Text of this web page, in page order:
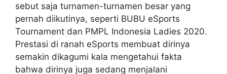
sebut saja turnamen-turnamen besar yang
pernah diikutinya, seperti BUBU eSports
Tournament dan PMPL Indonesia Ladies 2020.
Prestasi di ranah eSports membuat dirinya
semakin dikagumi kala mengetahui fakta
bahwa dirinya juga sedang menjalani